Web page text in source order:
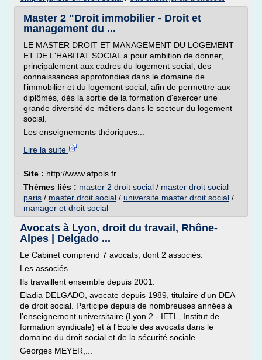
Master 2 "Droit immobilier - Droit et
management du ...
LE MASTER DROIT ET MANAGEMENT DU LOGEMENT
ET DE L'HABITAT SOCIAL a pour ambition de donner,
principalement aux cadres du logement social, des
connaissances approfondies dans le domaine de
l'immobilier et du logement social, afin de permettre aux
diplômés, dès la sortie de la formation d'exercer une
grande diversité de métiers dans le secteur du logement
social.
Les enseignements théoriques...
Lire la suite
Site : http://www.afpols.fr
Thèmes liés : master 2 droit social / master droit social
paris / master droit social / universite master droit social /
manager et droit social
Avocats à Lyon, droit du travail, Rhône-
Alpes | Delgado ...
Le Cabinet comprend 7 avocats, dont 2 associés.
Les associés
Ils travaillent ensemble depuis 2001.
Eladia DELGADO, avocate depuis 1989, titulaire d'un DEA
de droit social. Participe depuis de nombreuses années à
l'enseignement universitaire (Lyon 2 - IETL, Institut de
formation syndicale) et à l'Ecole des avocats dans le
domaine du droit social et de la sécurité sociale.
Georges MEYER,...